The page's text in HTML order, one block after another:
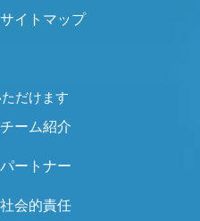
サイトマップ
だけます
チーム紹介
パートナー
社会的責任